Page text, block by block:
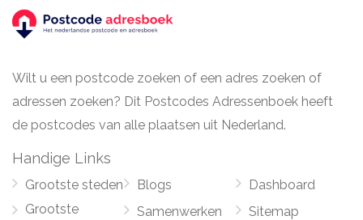
Wilt u een postcode zoeken of een adres zoeken of
adressen zoeken? Dit Postcodes Adressenboek heeft
de postcodes van alle plaatsen uit Nederland.
Handige Links
Grootste steden
Grootste
Blogs
Samenwerken
Dashboard
Sitemap